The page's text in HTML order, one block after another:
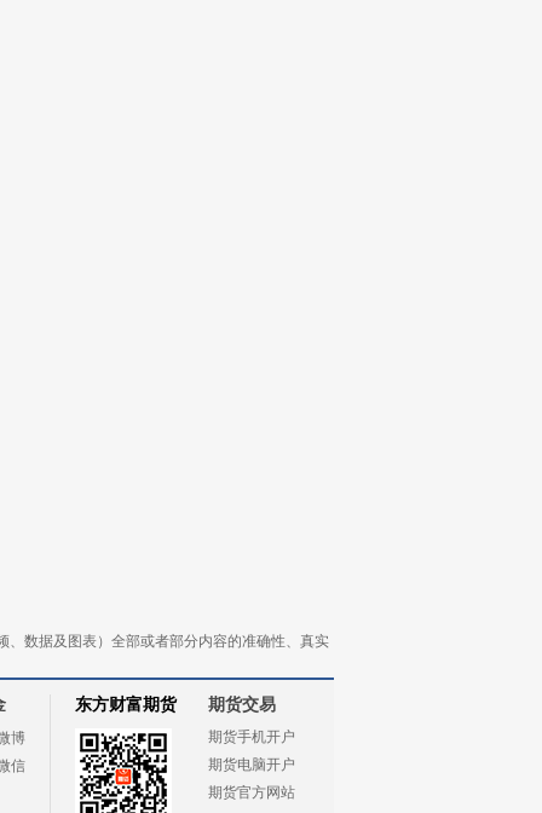
数据及图表）全部或者部分内容的准确性、真实
博
信
东方财富期货 期货交易
期货手机开户
期货电脑开户
期货官方网站